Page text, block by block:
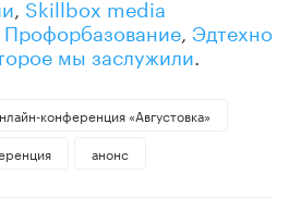
Skillbox media
Профорбазование Эдтехно
мы заслужили
конференция «Августовка»
анонс